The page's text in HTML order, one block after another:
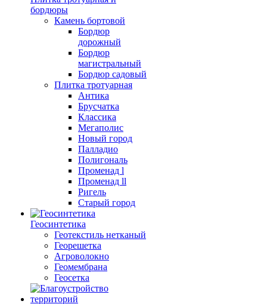
бордюры
Камень бортовой
Бордюр
дорожный
Бордюр
магистральный
Бордюр садовый
Плитка тротуарная
Антика
Брусчатка
Классика
Мегаполис
Новый город
Палладио
Полигональ
Променад l
Променад ll
Ригель
Старый город
Геосинтетика
Геотекстиль нетканый
Георешетка
Агроволокно
Геомембрана
Геосетка